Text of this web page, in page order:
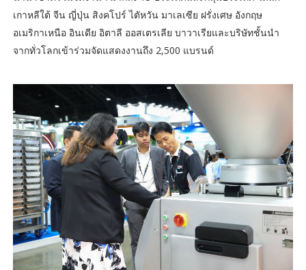
เกาหลีใต้ จีน ญี่ปุ่น สิงคโปร์ ไตัหวัน มาเลเซีย ฝรั่งเศษ อังกฤษ
อเมริกาเหนือ อินเดีย อิตาลี ออสเตรเลีย บาวาเรียและบริษัทชั้นนำ
จากทั่วโลกเข้าร่วมจัดแสดงงานถึง 2,500 แบรนด์